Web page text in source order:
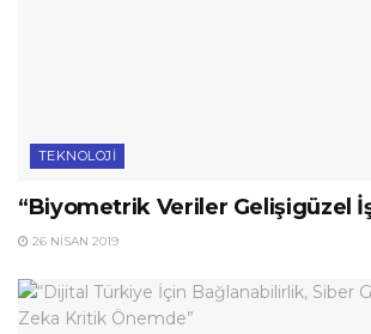
TEKNOLOJI
“Biyometrik Veriler Gelişigüzel
26 NISAN 2019